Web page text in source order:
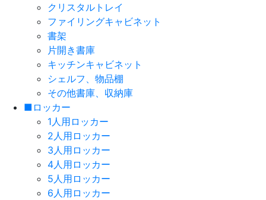
クリスタルトレイ
ファイリングキャビネット
書架
片開き書庫
キッチンキャビネット
シェルフ、物品棚
その他書庫、収納庫
■ロッカー
1人用ロッカー
2人用ロッカー
3人用ロッカー
4人用ロッカー
5人用ロッカー
6人用ロッカー